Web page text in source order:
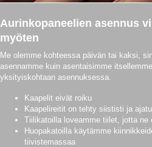
Aurinkopaneelien asennus
myöten
Me olemme kohteessa päivän tai kaksi,
asennamme kuin asentaisimme
yksityiskohtaan asennuksessa.
Kaapelit eivät roiku
Kaapelireitit on tehty siististi ja
Tiilikatoilla loveamme tiilet, jotta ne
Huopakatoilla käytämme
tiivistemassaa